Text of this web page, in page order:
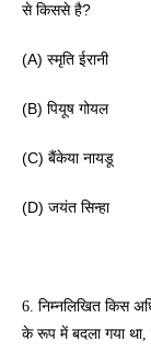
से किससे है?
(A) स्मृति ईरानी
(B) पियूष गोयल
(C) बैंकेया नायडू
(D) जयंत सिन्हा
6. निम्नलिखित किस
के रूप में बदला गया था,